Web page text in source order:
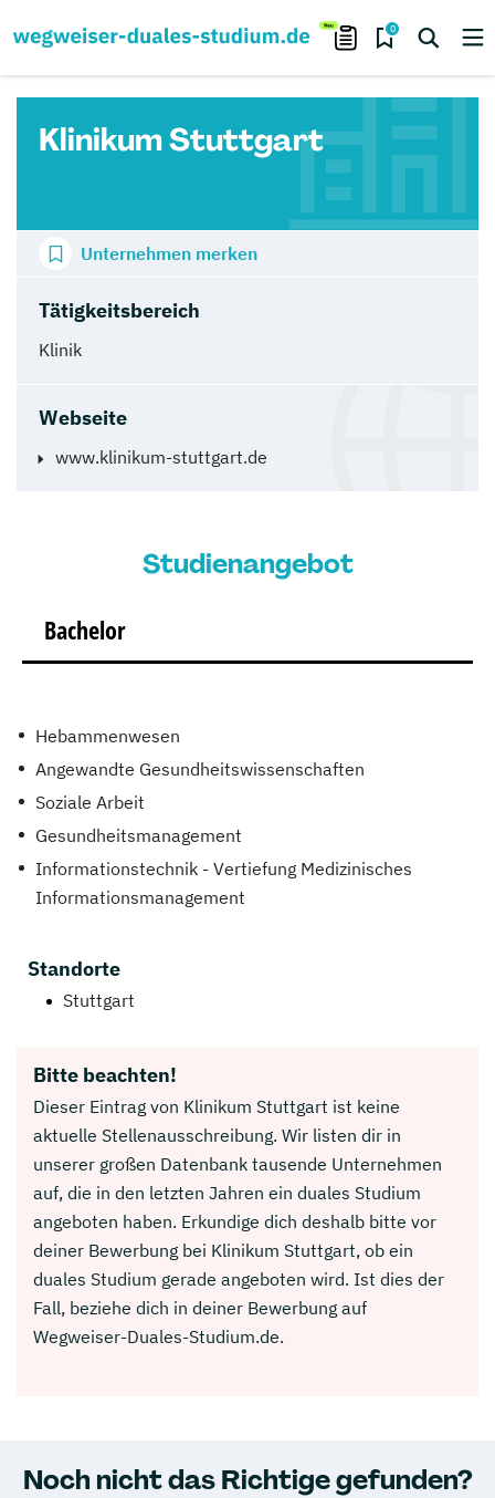
0
Klinikum Stuttgart
Tätigkeitsbereich
Klinik
Webseite
www.klinikum-stuttgart.de
Unternehmen merken
Studienangebot
Bachelor
Hebammenwesen
Angewandte Gesundheitswissenschaften
Soziale Arbeit
Gesundheitsmanagement
Informationstechnik - Vertiefung Medizinisches
Informationsmanagement
Standorte
Stuttgart
Bitte beachten!
Dieser Eintrag von Klinikum Stuttgart ist keine
aktuelle Stellenausschreibung. Wir listen dir in
unserer großen Datenbank tausende Unternehmen
auf, die in den letzten Jahren ein duales Studium
angeboten haben. Erkundige dich deshalb bitte vor
deiner Bewerbung bei Klinikum Stuttgart, ob ein
duales Studium gerade angeboten wird. Ist dies der
Fall, beziehe dich in deiner Bewerbung auf
Wegweiser-Duales-Studium.de.
Noch nicht das Richtige gefunden?